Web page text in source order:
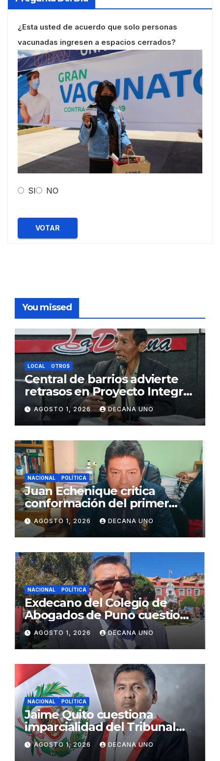
¿Esta usted de acuerdo que solo personas
vacunadas ingresen a espacios cerrados?
SI NO
VOTAR
You missed
LOCAL OTROS
Central de barrios advierte
retrasos en Proyecto Integral
de Agua y Alcantarillado para
Juliaca
AGOSTO 1, 2026 DECANA UNO
NACIONAL POLÍTICA
Juan Echenique critica
conformación del primer
gabinete ministerial de Keiko
Fujimori
AGOSTO 1, 2026 DECANA UNO
NACIONAL POLÍTICA
Exdecano del Colegio de
Abogados de Puno cuestiona
propuestas sobre seguridad
ciudadana
AGOSTO 1, 2026 DECANA UNO
NACIONAL POLÍTICA
Jaime Quito cuestiona
imparcialidad del Tribunal
Constitucional tras liberación
de Ollanta Humala
AGOSTO 1, 2026 DECANA UNO